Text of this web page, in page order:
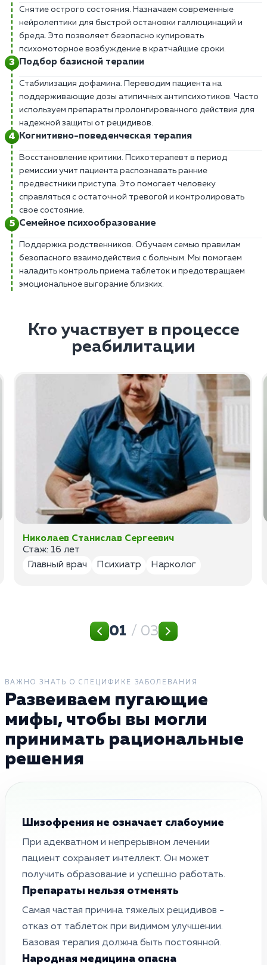
Снятие острого состояния. Назначаем современные
нейролептики для быстрой остановки галлюцинаций и
бреда. Это позволяет безопасно купировать
психомоторное возбуждение в кратчайшие сроки.
Подбор базисной терапии
Стабилизация дофамина. Переводим пациента на
поддерживающие дозы атипичных антипсихотиков. Часто
используем препараты пролонгированного действия для
надежной защиты от рецидивов.
Когнитивно-поведенческая терапия
Восстановление критики. Психотерапевт в период
ремиссии учит пациента распознавать ранние
предвестники приступа. Это помогает человеку
справляться с остаточной тревогой и контролировать
свое состояние.
Семейное психообразование
Поддержка родственников. Обучаем семью правилам
безопасного взаимодействия с больным. Мы помогаем
наладить контроль приема таблеток и предотвращаем
эмоциональное выгорание близких.
Кто участвует в процессе
реабилитации
Николаев Станислав Сергеевич
Стаж: 16 лет
Главный врач
Психиатр Нарколог
01 / 03
ВАЖНО ЗНАТЬ О СПЕЦИФИКЕ ЗАБОЛЕВАНИЯ
Развеиваем пугающие
мифы, чтобы вы могли
принимать рациональные
решения
Шизофрения не означает слабоумие
При адекватном и непрерывном лечении
пациент сохраняет интеллект. Он может
получить образование и успешно работать.
Препараты нельзя отменять
Самая частая причина тяжелых рецидивов -
отказ от таблеток при видимом улучшении.
Базовая терапия должна быть постоянной.
Народная медицина опасна